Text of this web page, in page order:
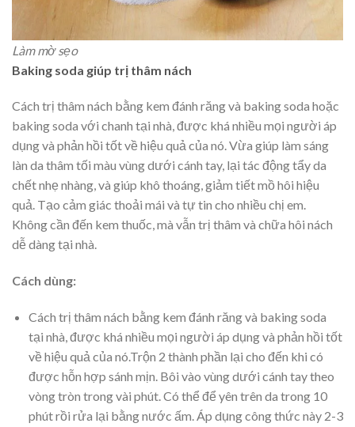
Làm mờ sẹo
Baking soda giúp trị thâm nách
Cách trị thâm nách bằng kem đánh răng và baking soda hoặc
baking soda với chanh tại nhà, được khá nhiều mọi người áp
dụng và phản hồi tốt về hiệu quả của nó. Vừa giúp làm sáng
làn da thâm tối màu vùng dưới cánh tay, lại tác động tẩy da
chết nhẹ nhàng, và giúp khô thoáng, giảm tiết mồ hôi hiệu
quả. Tạo cảm giác thoải mái và tự tin cho nhiều chị em.
Không cần đến kem thuốc, mà vẫn trị thâm và chữa hôi nách
dễ dàng tại nhà.
Cách dùng:
Cách trị thâm nách bằng kem đánh răng và baking soda
tại nhà, được khá nhiều mọi người áp dụng và phản hồi tốt
về hiệu quả của nó.Trộn 2 thành phần lại cho đến khi có
được hỗn hợp sánh mịn. Bôi vào vùng dưới cánh tay theo
vòng tròn trong vài phút. Có thể để yên trên da trong 10
phút rồi rửa lại bằng nước ấm. Áp dụng công thức này 2-3